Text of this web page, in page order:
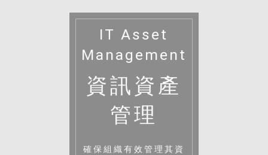
IT Asset
Management
資訊資產
管理
確保組織有效管理其資